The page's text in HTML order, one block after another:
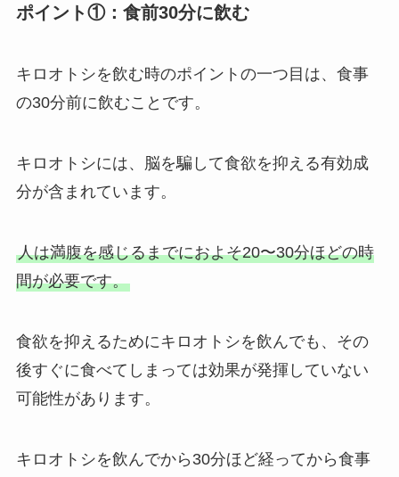
ポイント①：食前30分に飲む
キロオトシを飲む時のポイントの一つ目は、食事
の30分前に飲むことです。
キロオトシには、脳を騙して食欲を抑える有効成
分が含まれています。
人は満腹を感じるまでにおよそ20〜30分ほどの時
間が必要です。
食欲を抑えるためにキロオトシを飲んでも、その
後すぐに食べてしまっては効果が発揮していない
可能性があります。
キロオトシを飲んでから30分ほど経ってから食事